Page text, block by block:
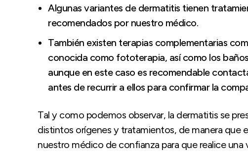
Algunas variantes de dermatitis tienen
recomendados por nuestro médico.
También existen terapias complementarias
conocida como fototerapia, así como los
aunque en este caso es recomendable
antes de recurrir a ellos para confirmar la
Tal y como podemos observar, la dermatitis se
distintos orígenes y tratamientos, de manera
nuestro médico de confianza para que realice